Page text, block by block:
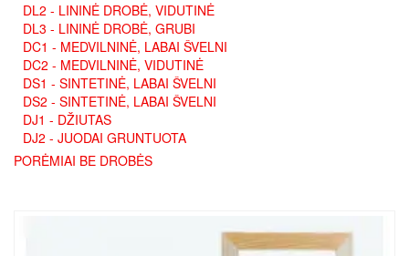
DL2 - LININĖ DROBĖ, VIDUTINĖ
DL3 - LININĖ DROBĖ, GRUBI
DC1 - MEDVILNINĖ, LABAI ŠVELNI
DC2 - MEDVILNINĖ, VIDUTINĖ
DS1 - SINTETINĖ, LABAI ŠVELNI
DS2 - SINTETINĖ, LABAI ŠVELNI
DJ1 - DŽIUTAS
DJ2 - JUODAI GRUNTUOTA
PORĖMIAI BE DROBĖS